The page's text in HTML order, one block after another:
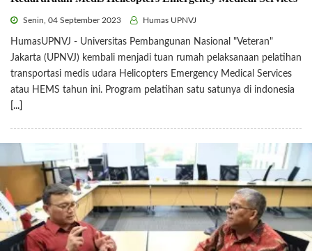
Senin, 04 September 2023 Humas UPNVJ
HumasUPNVJ - Universitas Pembangunan Nasional "Veteran"
Jakarta (UPNVJ) kembali menjadi tuan rumah pelaksanaan pelatihan
transportasi medis udara Helicopters Emergency Medical Services
atau HEMS tahun ini. Program pelatihan satu satunya di indonesia
[...]